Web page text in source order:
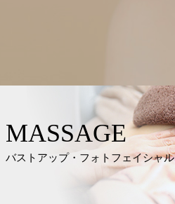
MASSAGE
バストアップ・フォトフェイシャル